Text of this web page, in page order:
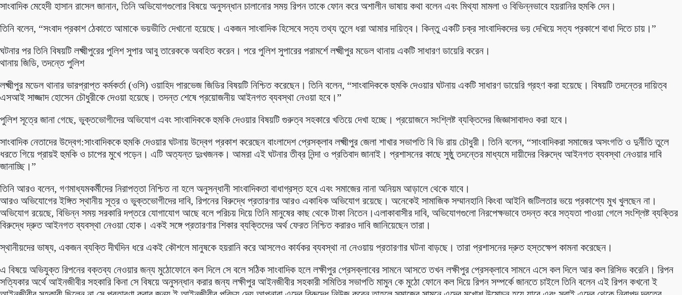
সাংবাদিক মেহেদী হাসান রাসেল জানান, তিনি অভিযোগগুলোর বিষয়ে অনুসন্ধান চালানোর সময় রিপন তাকে ফোন করে অশালীন ভাষায় কথা বলেন এবং মিথ্যা মামলা ও বিভিন্নভাবে হয়রানির হুমকি দেন।
তিনি বলেন, “সংবাদ প্রকাশ ঠেকাতে আমাকে ভয়ভীতি দেখানো হয়েছে। একজন সাংবাদিক হিসেবে সত্য তথ্য তুলে ধরা আমার দায়িত্ব। কিন্তু একটি চক্র সাংবাদিকদের ভয় দেখিয়ে সত্য প্রকাশে বাধা দিতে চায়।”
ঘটনার পর তিনি বিষয়টি লক্ষ্মীপুরের পুলিশ সুপার আবু তারেককে অবহিত করেন। পরে পুলিশ সুপারের পরামর্শে লক্ষ্মীপুর মডেল থানায় একটি সাধারণ ডায়েরি করেন।
থানায় জিডি, তদন্তে পুলিশ
লক্ষ্মীপুর মডেল থানার ভারপ্রাপ্ত কর্মকর্তা (ওসি) ওয়াহিদ পারভেজ জিডির বিষয়টি নিশ্চিত করেছেন। তিনি বলেন, “সাংবাদিককে হুমকি দেওয়ার ঘটনায় একটি সাধারণ ডায়েরি গ্রহণ করা হয়েছে। বিষয়টি তদন্তের দায়িত্ব
এসআই সাজ্জাদ হোসেন চৌধুরীকে দেওয়া হয়েছে। তদন্ত শেষে প্রয়োজনীয় আইনগত ব্যবস্থা নেওয়া হবে।”
পুলিশ সূত্রে জানা গেছে, ভুক্তভোগীদের অভিযোগ এবং সাংবাদিককে হুমকি দেওয়ার বিষয়টি গুরুত্ব সহকারে খতিয়ে দেখা হচ্ছে। প্রয়োজনে সংশ্লিষ্ট ব্যক্তিদের জিজ্ঞাসাবাদও করা হবে।
সাংবাদিক নেতাদের উদ্বেগ:সাংবাদিককে হুমকি দেওয়ার ঘটনায় উদ্বেগ প্রকাশ করেছেন বাংলাদেশ প্রেসক্লাব লক্ষ্মীপুর জেলা শাখার সভাপতি বি ভি রায় চৌধুরী। তিনি বলেন, “সাংবাদিকরা সমাজের অসংগতি ও দুর্নীতি তুলে
ধরতে গিয়ে প্রায়ই হুমকি ও চাপের মুখে পড়েন। এটি অত্যন্ত দুঃখজনক। আমরা এই ঘটনার তীব্র নিন্দা ও প্রতিবাদ জানাই। প্রশাসনের কাছে সুষ্ঠু তদন্তের মাধ্যমে দায়ীদের বিরুদ্ধে আইনগত ব্যবস্থা নেওয়ার দাবি
জানাচ্ছি।”
তিনি আরও বলেন, গণমাধ্যমকর্মীদের নিরাপত্তা নিশ্চিত না হলে অনুসন্ধানী সাংবাদিকতা বাধাগ্রস্ত হবে এবং সমাজের নানা অনিয়ম আড়ালে থেকে যাবে।
আরও অভিযোগের ইঙ্গিত স্থানীয় সূত্র ও ভুক্তভোগীদের দাবি, রিপনের বিরুদ্ধে প্রতারণার আরও একাধিক অভিযোগ রয়েছে। অনেকেই সামাজিক সম্মানহানি কিংবা আইনি জটিলতার ভয়ে প্রকাশ্যে মুখ খুলছেন না।
অভিযোগ রয়েছে, বিভিন্ন সময় সরকারি দপ্তরে যোগাযোগ আছে বলে পরিচয় দিয়ে তিনি মানুষের কাছ থেকে টাকা নিতেন।এলাকাবাসীর দাবি, অভিযোগগুলো নিরপেক্ষভাবে তদন্ত করে সত্যতা পাওয়া গেলে সংশ্লিষ্ট ব্যক্তির
বিরুদ্ধে দ্রুত আইনগত ব্যবস্থা নেওয়া হোক। একই সঙ্গে প্রতারণার শিকার ব্যক্তিদের অর্থ ফেরত নিশ্চিত করারও দাবি জানিয়েছেন তারা।
স্থানীয়দের ভাষ্য, একজন ব্যক্তি দীর্ঘদিন ধরে একই কৌশলে মানুষকে হয়রানি করে আসলেও কার্যকর ব্যবস্থা না নেওয়ায় প্রতারণার ঘটনা বাড়ছে। তারা প্রশাসনের দ্রুত হস্তক্ষেপ কামনা করেছেন।
এ বিষয়ে অভিযুক্ত রিপনের বক্তব্য নেওয়ার জন্য মুঠোফোনে কল দিলে সে বলে সঠিক সাংবাদিক হলে লক্ষীপুর প্রেসক্লাবের সামনে আসতে তখন লক্ষীপুর প্রেসক্লাবে সামনে এসে কল দিলে আর কল রিসিভ করেনি। রিপন
সত্যিকার অর্থে আইনজীবীর সহকারি কিনা সে বিষয়ে অনুসন্ধান করার জন্য লক্ষীপুর আইনজীবীর সহকারী সমিতির সভাপতি মামুন কে মুঠো ফোনে কল দিয়ে রিপন সম্পর্কে জানতে চাইলে তিনি বলেন এই রিপন কখনো ই